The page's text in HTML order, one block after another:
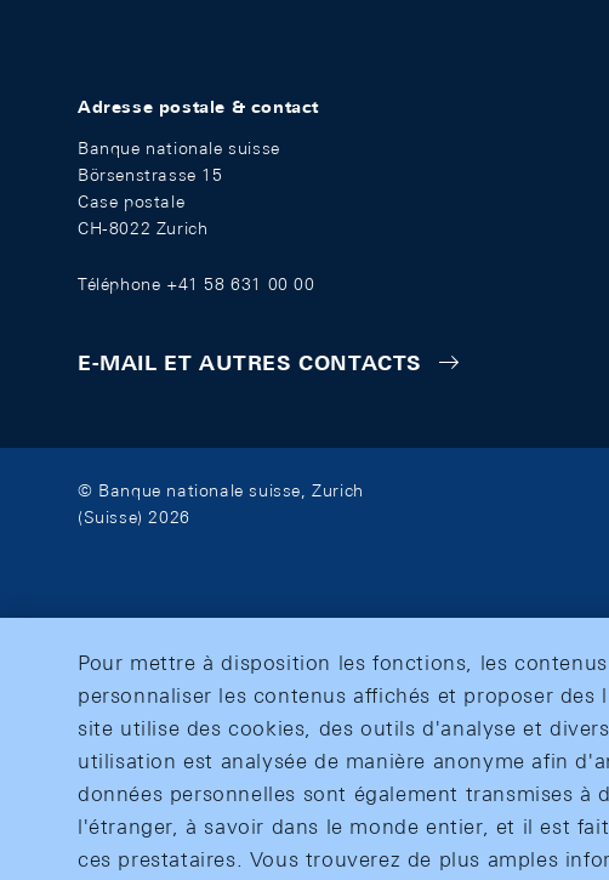
Adresse postale & contact
Banque nationale suisse
Börsenstrasse 15
Case postale
CH-8022 Zurich
Téléphone +41 58 631 00 00
E-MAIL ET AUTRES CONTACTS
© Banque nationale suisse, Zurich
(Suisse) 2026
Pour mettre à disposition les fonctions, les
personnaliser les contenus affichés et proposer des
site utilise des cookies, des outils d'analyse et
utilisation est analysée de manière anonyme afin
données personnelles sont également transmises à
l'étranger, à savoir dans le monde entier, et il est
ces prestataires. Vous trouverez de plus amples